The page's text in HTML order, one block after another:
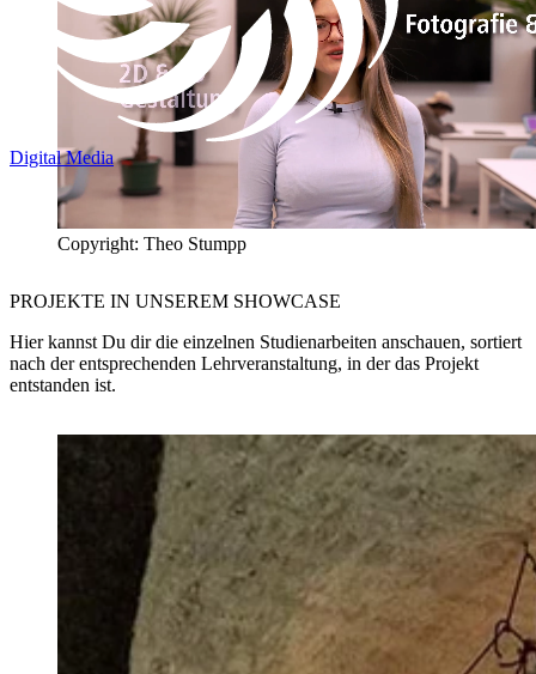
Digital Media
Copyright: Theo Stumpp
PROJEKTE IN UNSEREM SHOWCASE
Hier kannst Du dir die einzelnen Studienarbeiten anschauen, sortiert
nach der entsprechenden Lehrveranstaltung, in der das Projekt
entstanden ist.